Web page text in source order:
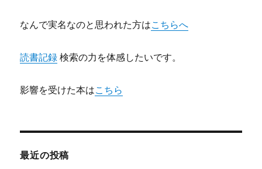
なんで実名なのと思われた方はこちらへ
読書記録 検索の力を体感したいです。
影響を受けた本はこちら
最近の投稿